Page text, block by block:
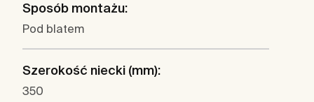
Sposób montażu:
Pod blatem
Szerokość niecki (mm):
350